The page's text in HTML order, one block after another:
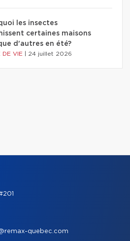
les insectes
certaines maisons
d'autres en été?
DE VIE 24 juillet 2026
quebec.com